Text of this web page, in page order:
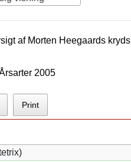
af Morten Heegaards kryds
2005
Print